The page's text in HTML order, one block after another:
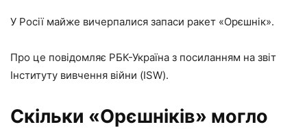
У Росії майже вичерпалися запаси ракет «Орєшнік».
Про це повідомляє РБК-Україна з посиланням на звіт
Інституту вивчення війни (ISW).
Скільки «Орєшніків» могло